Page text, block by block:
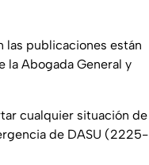
las publicaciones están
la Abogada General y
cualquier situación de
de DASU (2225-